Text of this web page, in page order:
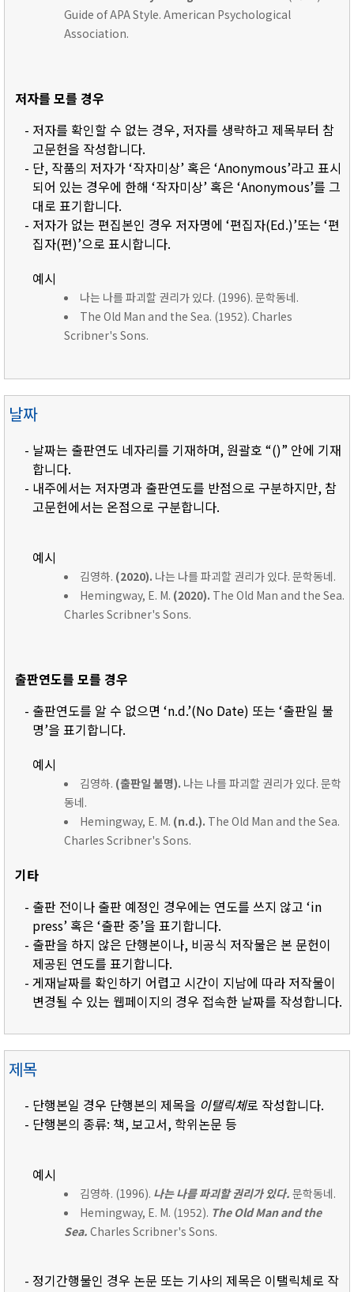
Guide of APA Style. American Psychological
Association.
저자를 모를 경우
- 저자를 확인할 수 없는 경우, 저자를 생략하고 제목부터 참
고문헌을 작성합니다.
- 단, 작품의 저자가 ‘작자미상’ 혹은 ‘Anonymous’라고 표시
되어 있는 경우에 한해 ‘작자미상’ 혹은 ‘Anonymous’를 그
대로 표기합니다.
- 저자가 없는 편집본인 경우 저자명에 ‘편집자(Ed.)’또는 ‘편
집자(편)’으로 표시합니다.
예시
나는 나를 파괴할 권리가 있다. (1996). 문학동네.
The Old Man and the Sea. (1952). Charles
Scribner's Sons.
날짜
- 날짜는 출판연도 네자리를 기재하며, 원괄호 “()” 안에 기재
합니다.
- 내주에서는 저자명과 출판연도를 반점으로 구분하지만, 참
고문헌에서는 온점으로 구분합니다.
예시
김영하. (2020). 나는 나를 파괴할 권리가 있다. 문학동네.
Hemingway, E. M. (2020). The Old Man and the Sea.
Charles Scribner's Sons.
출판연도를 모를 경우
- 출판연도를 알 수 없으면 ‘n.d.’(No Date) 또는 ‘출판일 불
명’을 표기합니다.
예시
김영하. (출판일 불명). 나는 나를 파괴할 권리가 있다. 문학
동네.
Hemingway, E. M. (n.d.). The Old Man and the Sea.
Charles Scribner's Sons.
기타
- 출판 전이나 출판 예정인 경우에는 연도를 쓰지 않고 ‘in
press’ 혹은 ‘출판 중’을 표기합니다.
- 출판을 하지 않은 단행본이나, 비공식 저작물은 본 문헌이
제공된 연도를 표기합니다.
- 게재날짜를 확인하기 어렵고 시간이 지남에 따라 저작물이
변경될 수 있는 웹페이지의 경우 접속한 날짜를 작성합니다.
제목
- 단행본일 경우 단행본의 제목을 이탤릭체로 작성합니다.
- 단행본의 종류: 책, 보고서, 학위논문 등
예시
김영하. (1996). 나는 나를 파괴할 권리가 있다. 문학동네.
Hemingway, E. M. (1952). The Old Man and the
Sea. Charles Scribner's Sons.
- 정기간행물인 경우 논문 또는 기사의 제목은 이탤릭체로 작